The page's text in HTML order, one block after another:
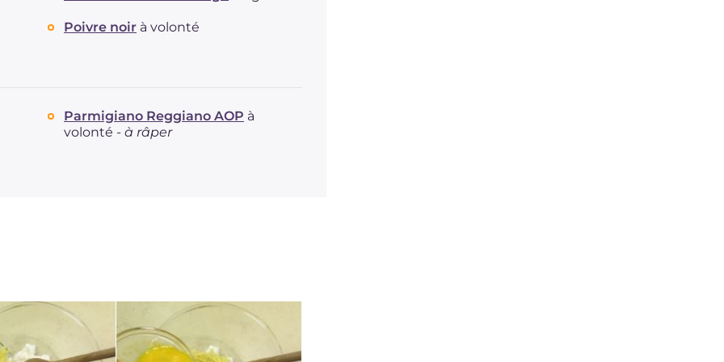
Poivre noir à volonté
Parmigiano Reggiano AOP à
volonté - à râper